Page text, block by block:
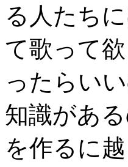
る人たち
て歌って
ったらい
知識があ
を作るに